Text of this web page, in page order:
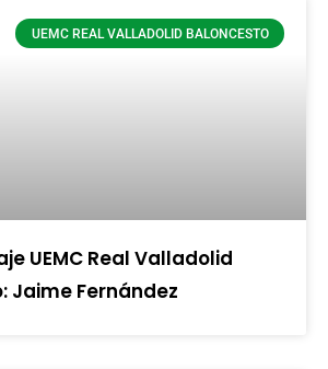
UEMC REAL VALLADOLID BALONCESTO
UEMC Real Valladolid
Jaime Fernández